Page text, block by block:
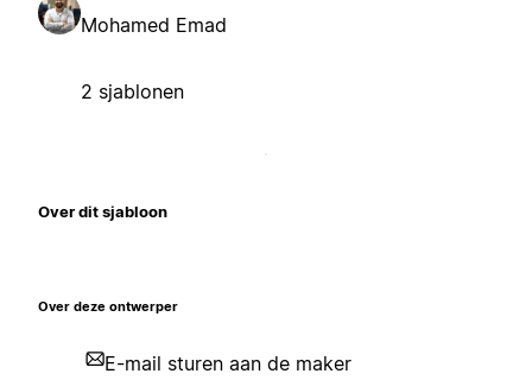
Mohamed Emad
2 sjablonen
Over dit sjabloon
Over deze ontwerper
E-mail sturen aan de maker